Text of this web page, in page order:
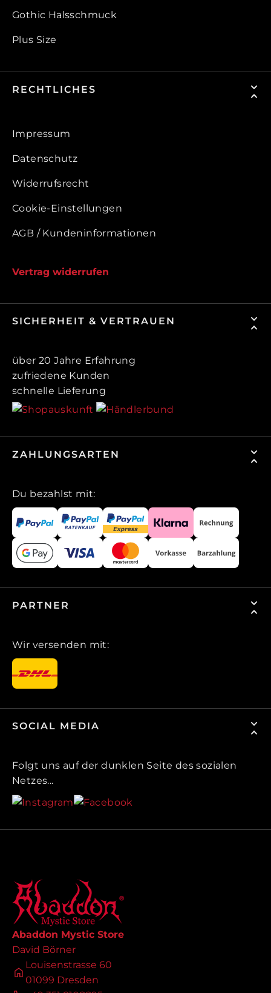
Gothic Halsschmuck
Plus Size
RECHTLICHES
Impressum
Datenschutz
Widerrufsrecht
Cookie-Einstellungen
AGB / Kundeninformationen
Vertrag widerrufen
SICHERHEIT & VERTRAUEN
über 20 Jahre Erfahrung
zufriedene Kunden
schnelle Lieferung
ZAHLUNGSARTEN
Du bezahlst mit:
PARTNER
Wir versenden mit:
SOCIAL MEDIA
Folgt uns auf der dunklen Seite des sozialen
Netzes...
Abaddon Mystic Store
David Börner
Louisenstrasse 60
01099 Dresden